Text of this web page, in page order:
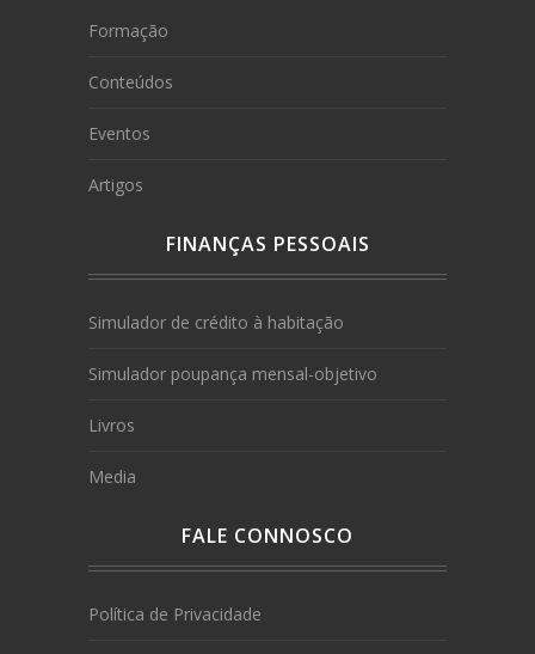
Formação
Conteúdos
Eventos
Artigos
FINANÇAS PESSOAIS
Simulador de crédito à habitação
Simulador poupança mensal-objetivo
Livros
Media
FALE CONNOSCO
Política de Privacidade